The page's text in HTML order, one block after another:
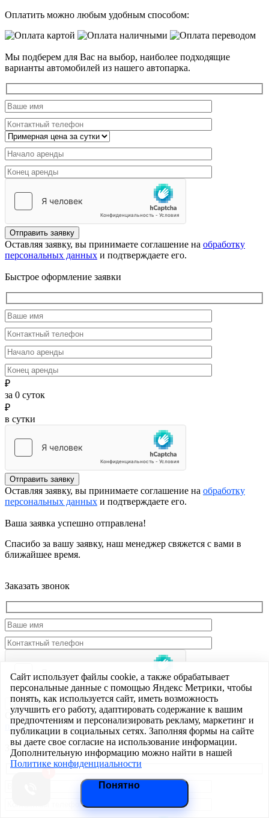
Оплатить можно любым удобным способом:
Мы подберем для Вас на выбор, наиболее подходящие
варианты автомобилей из нашего автопарка.
Отправить заявку
Оставляя заявку, вы принимаете соглашение на обработку
персональных данных и подтверждаете его.
Быстрое оформление заявки
₽
за 0 суток
₽
в сутки
Отправить заявку
Оставляя заявку, вы принимаете соглашение на обработку
персональных данных и подтверждаете его.
Ваша заявка успешно отправлена!
Спасибо за вашу заявку, наш менеджер свяжется с вами в
ближайшее время.
Заказать звонок
Отправить заявку
Оставляя заявку, вы принимаете соглашение наобработку
персональных данныхи подтверждаете его.
Заказать услугу
Сайт использует файлы cookie, а также обрабатывает
персональные данные с помощью Яндекс Метрики, чтобы
понять, как используется сайт, иметь возможность
улучшить его работу, адаптировать содержание к вашим
предпочтениям и персонализировать рекламу, маркетинг и
публикации в социальных сетях. Заполняя формы на сайте
вы даете свое согласие на использование информации.
Дополнительную информацию можно найти в нашей
Политике конфиденциальности
Понятно